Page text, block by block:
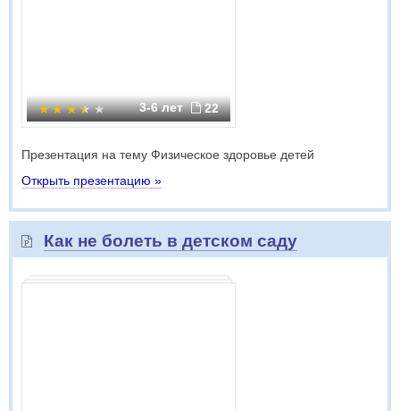
3-6 лет 22
Презентация на тему Физическое здоровье детей
Открыть презентацию »
Как не болеть в детском саду